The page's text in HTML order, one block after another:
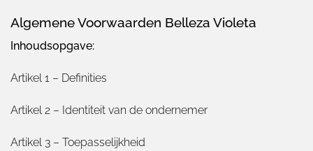
Algemene Voorwaarden Belleza Violeta
Inhoudsopgave:
Artikel 1 – Definities
Artikel 2 – Identiteit van de ondernemer
Artikel 3 – Toepasselijkheid